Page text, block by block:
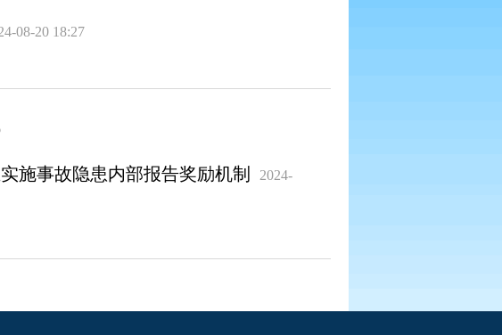
08-20 18:27
施事故隐患内部报告奖励机制
2024-